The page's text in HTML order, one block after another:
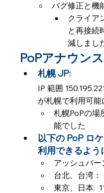
バグ修正と機
クライア
と再接続
減しまし
PoPアナウンス
札幌 JP:
IP 範囲
が札幌で利用可能
札幌PoPの場
能でした
以下の PoP ロ
利用できるよう
アッシュバ
台北、台湾
東京、日本: